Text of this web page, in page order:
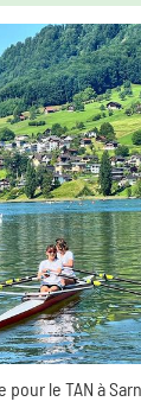
le TAN à